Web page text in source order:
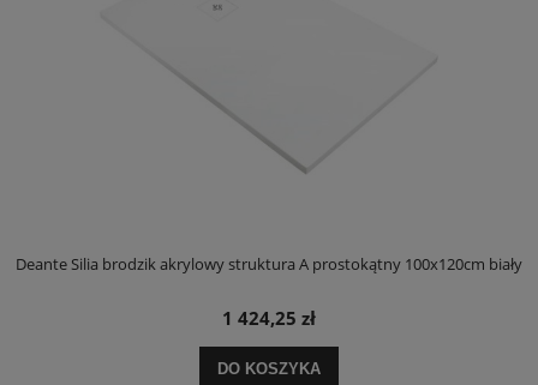
Deante Silia brodzik akrylowy struktura A prostokątny 100x120cm biały
1 424,25 zł
DO KOSZYKA